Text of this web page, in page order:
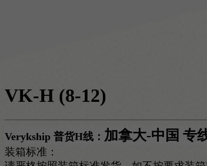
VK-H (8-12)
Verykship 普货H线： 加拿大-中国 专
装箱标准：